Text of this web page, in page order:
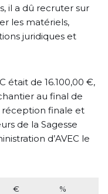
il a dû recruter sur
les matériels,
juridiques et
était de 16.100,00 €,
au final de
réception finale et
de la Sagesse
d’AVEC le
€ %